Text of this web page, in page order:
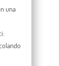
una